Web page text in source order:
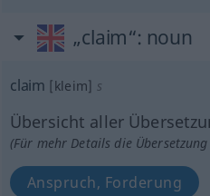
„claim“: noun
claim [kleim] s
Übersicht aller
(Für mehr Details die
Anspruch, Forderung